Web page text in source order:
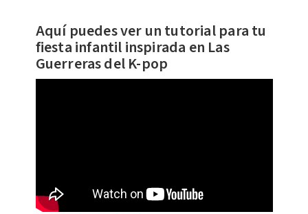
Aquí puedes ver un tutorial para tu
fiesta infantil inspirada en Las
Guerreras del K-pop